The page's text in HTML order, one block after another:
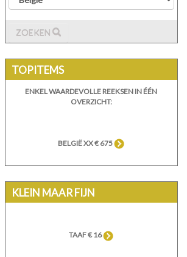
ZOEKEN
TOPITEMS
ENKEL WAARDEVOLLE REEKSEN IN ÉÉN
OVERZICHT:
BELGIË XX € 675
KLEIN MAAR FIJN
TAAF € 16